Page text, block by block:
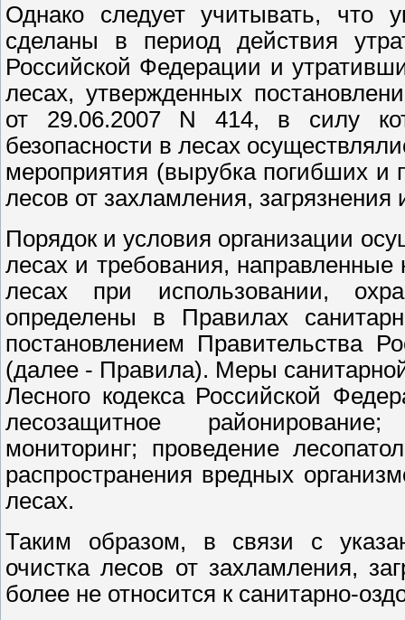
Однако следует учитывать, что
сделаны в период действия
Российской Федерации и
лесах, утвержденных
от 29.06.2007 N 414, в силу
безопасности в лесах
мероприятия (вырубка погибших и
лесов от захламления, загрязнения
Порядок и условия организации
лесах и требования, направленные
лесах при использовании,
определены в Правилах
постановлением Правительства
(далее - Правила). Меры
Лесного кодекса Российской
лесозащитное районирование;
мониторинг; проведение
распространения вредных
лесах.
Таким образом, в связи с
очистка лесов от захламления,
более не относится к санитарно-